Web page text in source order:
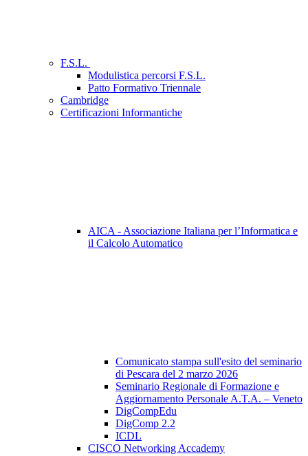
F.S.L.
Modulistica percorsi F.S.L.
Patto Formativo Triennale
Cambridge
Certificazioni Informantiche
AICA - Associazione Italiana per l’Informatica e
il Calcolo Automatico
Comunicato stampa sull'esito del seminario
di Pescara del 2 marzo 2026
Seminario Regionale di Formazione e
Aggiornamento Personale A.T.A. – Veneto
DigCompEdu
DigComp 2.2
ICDL
CISCO Networking Accademy